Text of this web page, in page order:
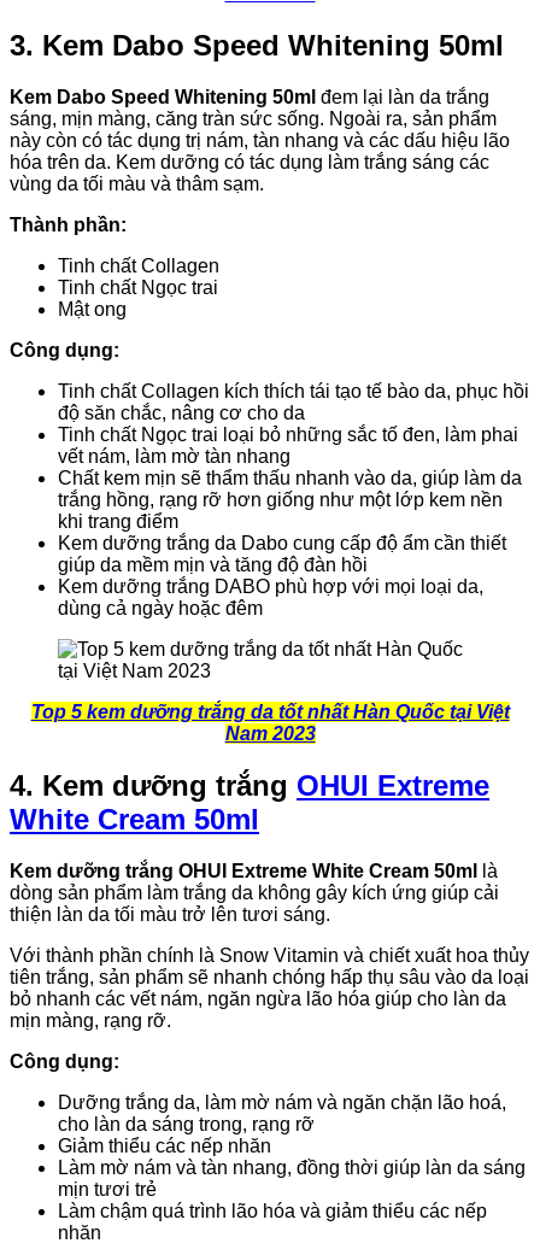
3. Kem Dabo Speed Whitening 50ml
Kem Dabo Speed Whitening 50ml đem lại làn da trắng
sáng, mịn màng, căng tràn sức sống. Ngoài ra, sản phẩm
này còn có tác dụng trị nám, tàn nhang và các dấu hiệu lão
hóa trên da. Kem dưỡng có tác dụng làm trắng sáng các
vùng da tối màu và thâm sạm.
Thành phần:
Tinh chất Collagen
Tinh chất Ngọc trai
Mật ong
Công dụng:
Tinh chất Collagen kích thích tái tạo tế bào da, phục hồi
độ săn chắc, nâng cơ cho da
Tinh chất Ngọc trai loại bỏ những sắc tố đen, làm phai
vết nám, làm mờ tàn nhang
Chất kem mịn sẽ thẩm thấu nhanh vào da, giúp làm da
trắng hồng, rạng rỡ hơn giống như một lớp kem nền
khi trang điểm
Kem dưỡng trắng da Dabo cung cấp độ ẩm cần thiết
giúp da mềm mịn và tăng độ đàn hồi
Kem dưỡng trắng DABO phù hợp với mọi loại da,
dùng cả ngày hoặc đêm
Top 5 kem dưỡng trắng da tốt nhất Hàn Quốc tại Việt
Nam 2023
4. Kem dưỡng trắng OHUI Extreme
White Cream 50ml
Kem dưỡng trắng OHUI Extreme White Cream 50ml
là
dòng sản phẩm làm trắng da không gây kích ứng giúp cải
thiện làn da tối màu trở lên tươi sáng.
Với thành phần chính là Snow Vitamin và chiết xuất hoa thủy
tiên trắng, sản phẩm sẽ nhanh chóng hấp thụ sâu vào da loại
bỏ nhanh các vết nám, ngăn ngừa lão hóa giúp cho làn da
mịn màng, rạng rỡ.
Công dụng:
Dưỡng trắng da, làm mờ nám và ngăn chặn lão hoá,
cho làn da sáng trong, rạng rỡ
Giảm thiểu các nếp nhăn
Làm mờ nám và tàn nhang, đồng thời giúp làn da sáng
mịn tươi trẻ
Làm chậm quá trình lão hóa và giảm thiểu các nếp
nhăn